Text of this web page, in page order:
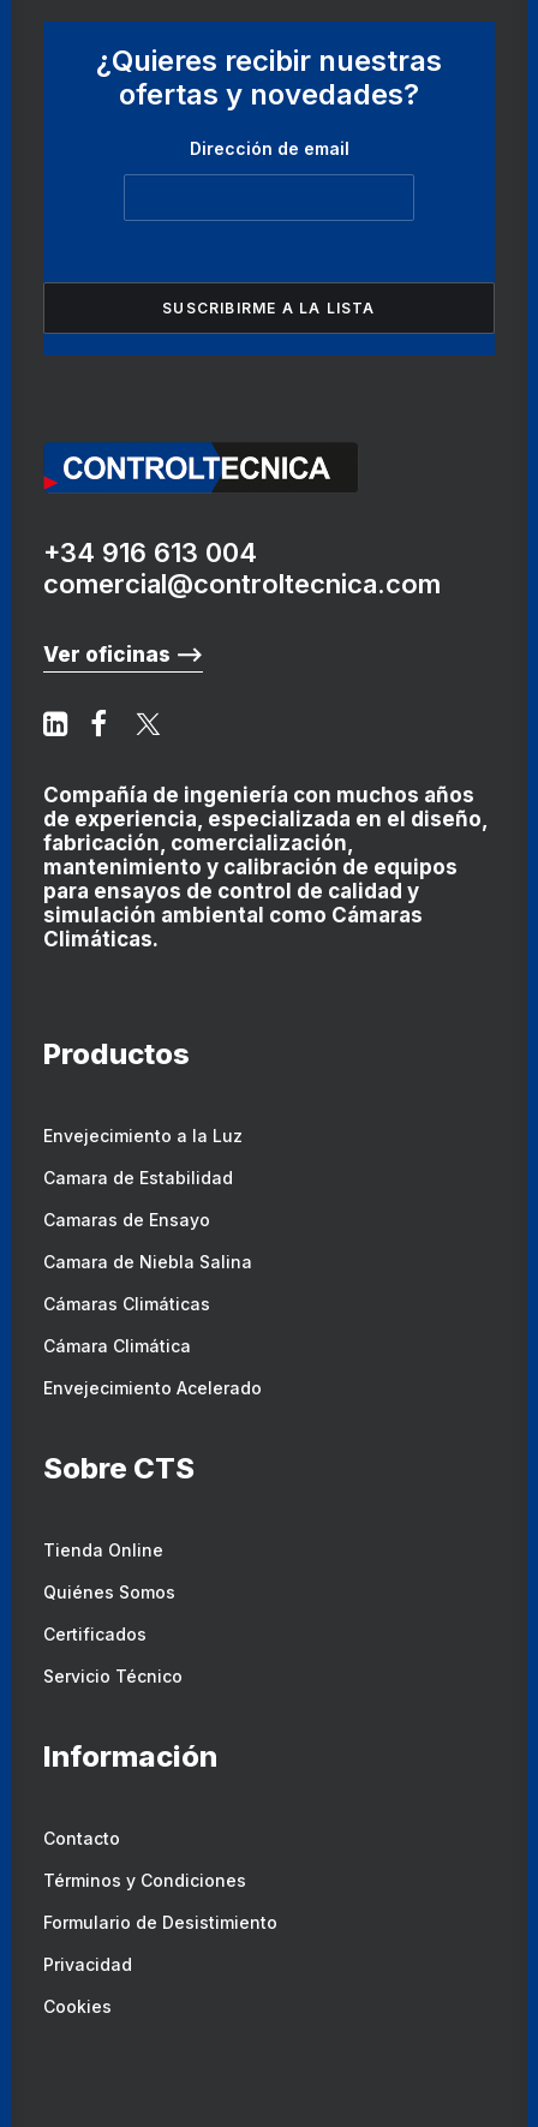
¿Quieres recibir nuestras
ofertas y novedades?
Dirección de email
+34 916 613 004
comercial@controltecnica.com
Ver oficinas ⟶
Compañía de ingeniería con muchos años
de experiencia, especializada en el diseño,
fabricación, comercialización,
mantenimiento y calibración de equipos
para ensayos de control de calidad y
simulación ambiental como Cámaras
Climáticas.
Productos
Envejecimiento a la Luz
Camara de Estabilidad
Camaras de Ensayo
Camara de Niebla Salina
Cámaras Climáticas
Cámara Climática
Envejecimiento Acelerado
Sobre CTS
Tienda Online
Quiénes Somos
Certificados
Servicio Técnico
Información
Contacto
Términos y Condiciones
Formulario de Desistimiento
Privacidad
Cookies